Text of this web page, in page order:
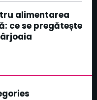
alimentarea
ce se pregătește